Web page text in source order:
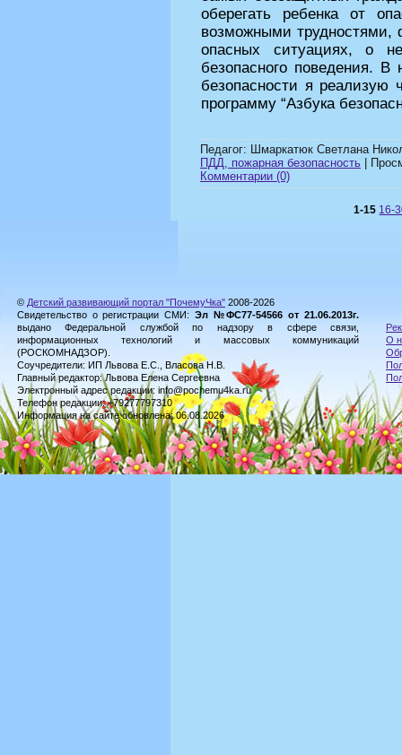
оберегать ребенка от
возможными трудностями,
опасных ситуациях, о
безопасного поведения.
безопасности я реализую
программу “Азбука
Педагог: Шмаркатюк Светлана
ПДД, пожарная безопасность |
Комментарии (0)
1-15 16-
© Детский развивающий портал "ПочемуЧка" 2008-2026
Свидетельство о регистрации СМИ: Эл №ФС77-54566 от 21.06.2013г.
выдано Федеральной службой по надзору в сфере связи,
информационных технологий и массовых коммуникаций
(РОСКОМНАДЗОР).
Соучредители: ИП Львова Е.С., Власова Н.В.
Главный редактор: Львова Елена Сергеевна
Электронный адрес редакции: info@pochemu4ka.ru
Телефон редакции: +79277797310
Информация на сайте обновлена: 06.08.2026
О